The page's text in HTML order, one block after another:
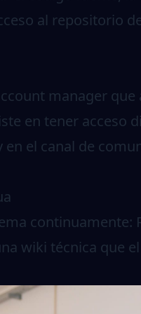
al repositorio
manager que
en tener acceso
el canal de
continuamente:
wiki técnica que